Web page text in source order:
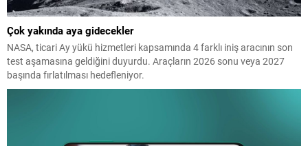
Çok yakında aya gidecekler
NASA, ticari Ay yükü hizmetleri kapsamında 4 farklı iniş aracının son
test aşamasına geldiğini duyurdu. Araçların 2026 sonu veya 2027
başında fırlatılması hedefleniyor.